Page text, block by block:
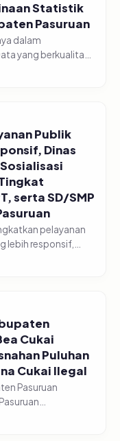
Statistik
Pasuruan
dalam
yang berkualitas,
Informatika
Publik
Dinas
serta SD/SMP
pelayanan
lebih responsif,
Pasuruan melalui
Cukai
Puluhan
Cukai Ilegal
Pasuruan
jutaan